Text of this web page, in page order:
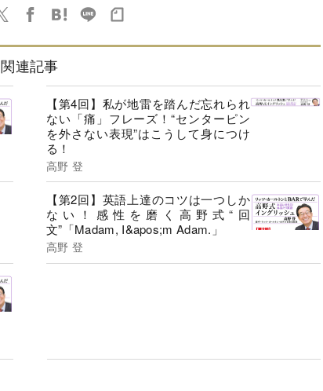
関連記事
【第4回】私が地雷を踏んだ忘れられ
ない「痛」フレーズ！“センターピン
を外さない表現”はこうして身につけ
る！
高野 登
【第2回】英語上達のコツは一つしか
ない！感性を磨く高野式“回
文”「Madam, I&apos;m Adam.」
高野 登